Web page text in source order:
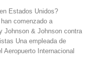
Estados Unidos?
comenzado a
Johnson & Johnson contra
Una empleada de
Internacional